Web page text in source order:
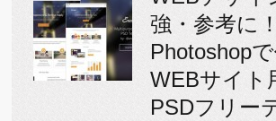
強・参考に
Photoshop
WEBサイト
PSDフリー